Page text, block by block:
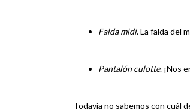
Falda midi. La falda del
Pantalón culotte. ¡Nos
Todavía no sabemos con cuál